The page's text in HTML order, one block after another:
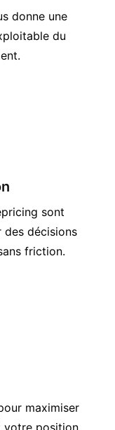
donne une
du
sont
des décisions
friction.
maximiser
votre position